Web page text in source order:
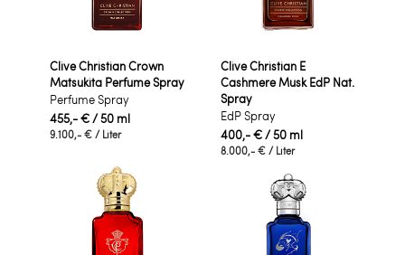
Clive Christian Crown
Matsukita Perfume Spray
Perfume Spray
455,- €/ 50 ml
9.100,- € / Liter
Clive Christian E
Cashmere Musk EdP Nat.
Spray
EdP Spray
400,- €/ 50 ml
8.000,- € / Liter